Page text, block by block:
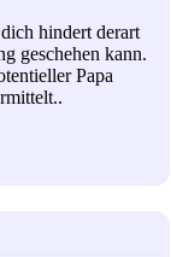
hindert derart
geschehen kann.
Papa